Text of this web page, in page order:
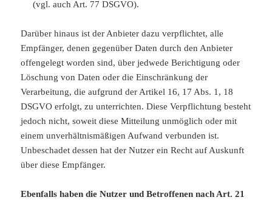
(vgl. auch Art. 77 DSGVO).
Darüber hinaus ist der Anbieter dazu verpflichtet, alle
Empfänger, denen gegenüber Daten durch den Anbieter
offengelegt worden sind, über jedwede Berichtigung oder
Löschung von Daten oder die Einschränkung der
Verarbeitung, die aufgrund der Artikel 16, 17 Abs. 1, 18
DSGVO erfolgt, zu unterrichten. Diese Verpflichtung besteht
jedoch nicht, soweit diese Mitteilung unmöglich oder mit
einem unverhältnismäßigen Aufwand verbunden ist.
Unbeschadet dessen hat der Nutzer ein Recht auf Auskunft
über diese Empfänger.
Ebenfalls haben die Nutzer und Betroffenen nach Art. 21